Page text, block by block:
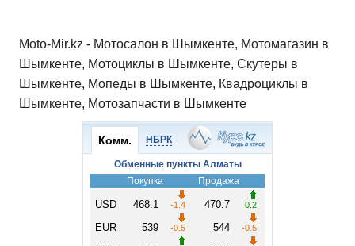
Moto-Mir.kz - Мотосалон в Шымкенте, Мотомагазин в
Шымкенте, Мотоциклы в Шымкенте, Скутеры в
Шымкенте, Мопеды в Шымкенте, Квадроциклы в
Шымкенте, Мотозапчасти в Шымкенте